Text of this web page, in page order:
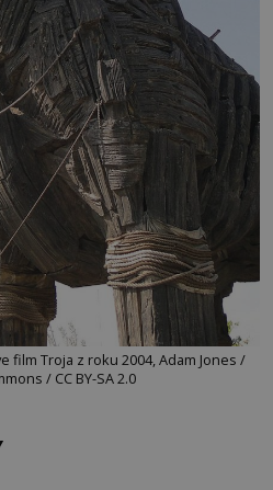
film Troja z roku 2004, Adam Jones /
/ CC BY-SA 2.0